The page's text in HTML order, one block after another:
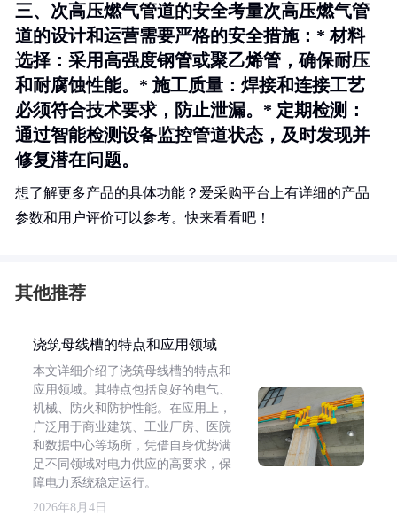
三、次高压燃气管道的安全考量次高压燃气管
道的设计和运营需要严格的安全措施：*材料
选择 ：采用高强度钢管或聚乙烯管，确保耐压
和耐腐蚀性能。* 施工质量 ：焊接和连接工艺
必须符合技术要求，防止泄漏。* 定期检测 ：
通过智能检测设备监控管道状态，及时发现并
修复潜在问题。
想了解更多产品的具体功能？爱采购平台上有详细的产品
参数和用户评价可以参考。快来看看吧！
其他推荐
浇筑母线槽的特点和应用领域
本文详细介绍了浇筑母线槽的特点和
应用领域。其特点包括良好的电气、
机械、防火和防护性能。在应用上，
广泛用于商业建筑、工业厂房、医院
和数据中心等场所，凭借自身优势满
足不同领域对电力供应的高要求，保
障电力系统稳定运行。
2026年8月4日